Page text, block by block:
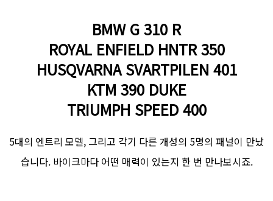
BMW G 310 R
ROYAL ENFIELD HNTR 350
HUSQVARNA SVARTPILEN 401
KTM 390 DUKE
TRIUMPH SPEED 400
5대의 엔트리 모델, 그리고 각기 다른 개성의 5명의 패널이 만났
습니다. 바이크마다 어떤 매력이 있는지 한 번 만나보시죠.